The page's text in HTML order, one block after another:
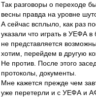
Так разговоры о переходе
весны правда на уровне
А сейчас всплыло, как раз
указали что играть в УЕФА
не представляется
хотим, перейдем в другую
Не против. После этого
протоколы, документы.
Мне кажется прежде чем
уже перетерли и с УЕФА и